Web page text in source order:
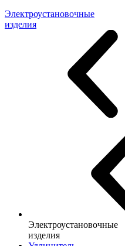
Электроустановочные
изделия
Электроустановочные
изделия